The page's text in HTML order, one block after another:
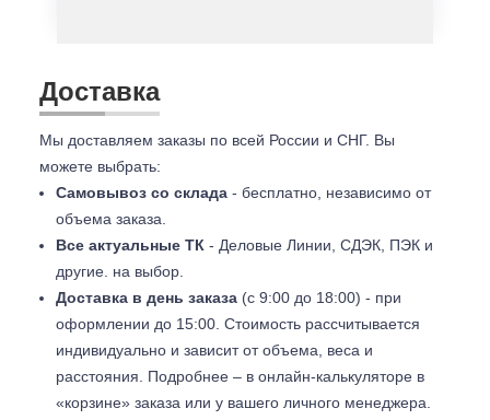
Доставка
Мы доставляем заказы по всей России и СНГ. Вы
можете выбрать:
Самовывоз со склада - бесплатно, независимо от
объема заказа.
Все актуальные ТК - Деловые Линии, СДЭК, ПЭК и
другие. на выбор.
Доставка в день заказа (с 9:00 до 18:00) - при
оформлении до 15:00. Стоимость рассчитывается
индивидуально и зависит от объема, веса и
расстояния. Подробнее – в онлайн-калькуляторе в
«корзине» заказа или у вашего личного менеджера.